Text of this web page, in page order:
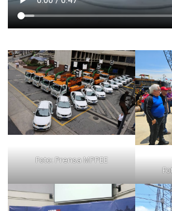
Foto: Prensa MPPEE